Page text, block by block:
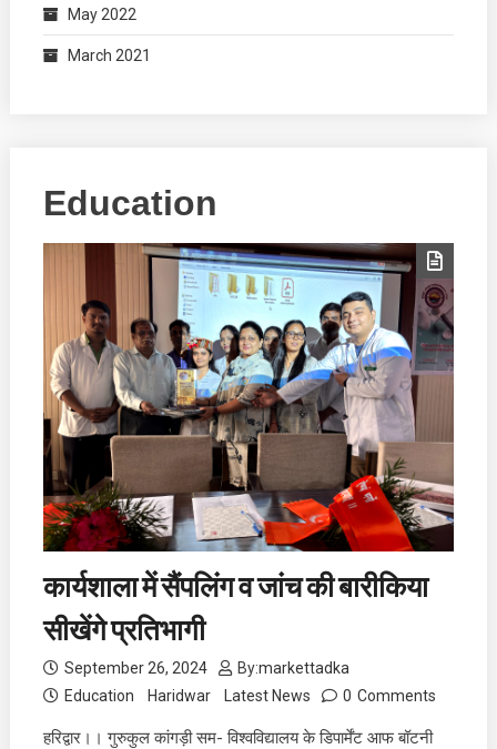
May 2022
March 2021
Education
कार्यशाला में सैंपलिंग व जांच की बारीकिया
सीखेंगे प्रतिभागी
September 26, 2024 By:markettadka
Education
Haridwar Latest News 0 Comments
हरिद्वार।। गुरुकुल कांगड़ी सम- विश्वविद्यालय के डिपार्मेंट आफ बॉटनी